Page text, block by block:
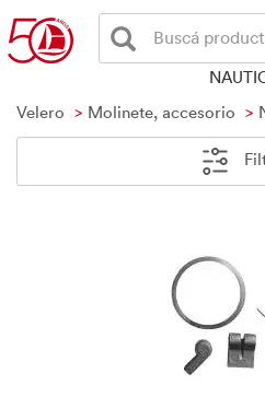
Buscá
Velero
Molinete, accesorio